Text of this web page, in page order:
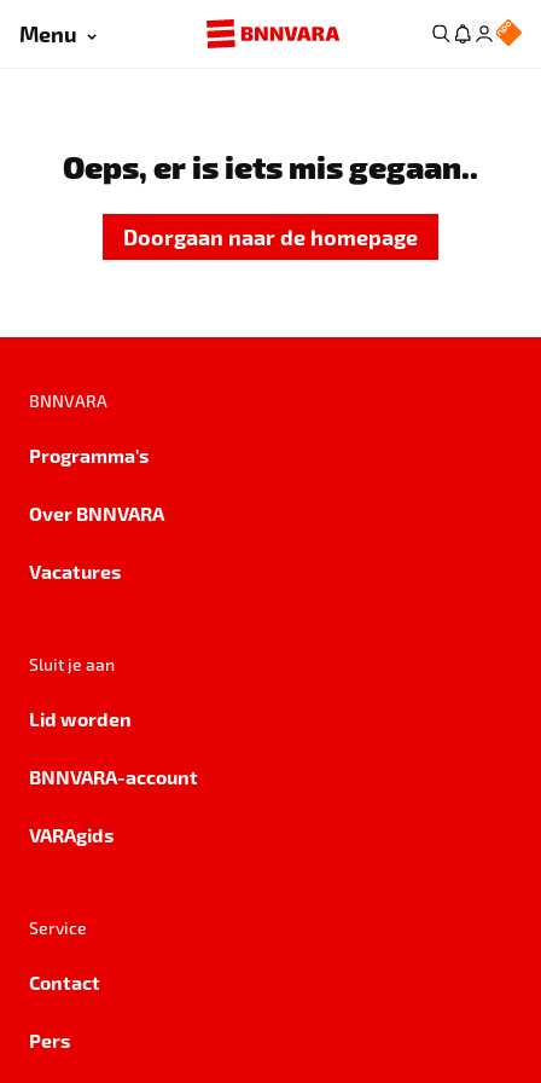
Menu
Oeps, er is iets mis gegaan..
Doorgaan naar de homepage
BNNVARA
Programma's
Over BNNVARA
Vacatures
Sluit je aan
Lid worden
BNNVARA-account
VARAgids
Service
Contact
Pers